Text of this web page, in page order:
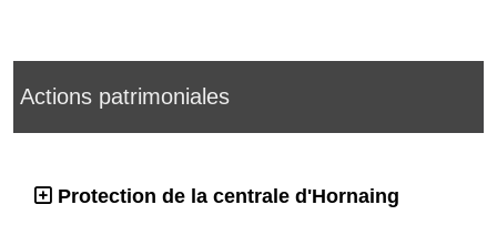
Actions patrimoniales
Protection de la centrale d'Hornaing